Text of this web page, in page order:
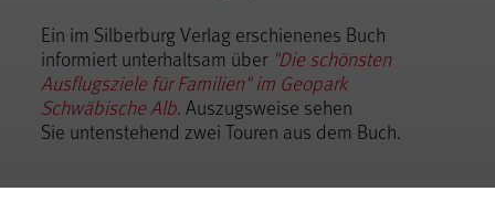
Ein im Silberburg Verlag erschienenes Buch
informiert unterhaltsam über "Die schönsten
Ausflugsziele für Familien" im Geopark
Schwäbische Alb. Auszugsweise sehen
Sie untenstehend zwei Touren aus dem Buch.